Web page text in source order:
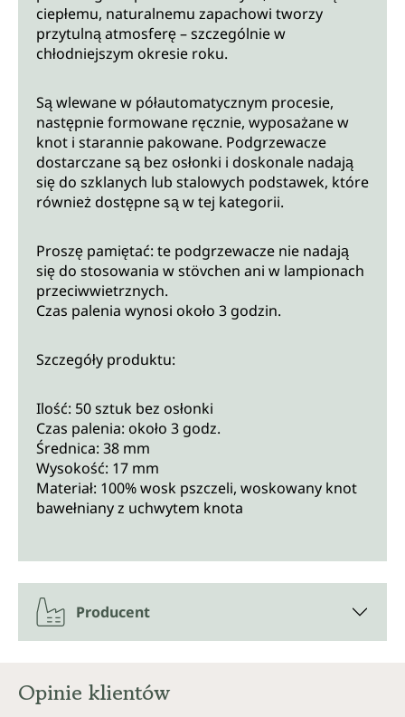
ciepłemu, naturalnemu zapachowi tworzy
przytulną atmosferę – szczególnie w
chłodniejszym okresie roku.
Są wlewane w półautomatycznym procesie,
następnie formowane ręcznie, wyposażane w
knot i starannie pakowane. Podgrzewacze
dostarczane są bez osłonki i doskonale nadają
się do szklanych lub stalowych podstawek, które
również dostępne są w tej kategorii.
Proszę pamiętać: te podgrzewacze nie nadają
się do stosowania w stövchen ani w lampionach
przeciwwietrznych.
Czas palenia wynosi około 3 godzin.
Szczegóły produktu:
Ilość: 50 sztuk bez osłonki
Czas palenia: około 3 godz.
Średnica: 38 mm
Wysokość: 17 mm
Materiał: 100% wosk pszczeli, woskowany knot
bawełniany z uchwytem knota
Producent
Opinie klientów